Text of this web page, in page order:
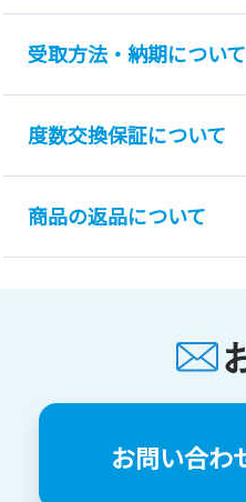
受取方法・納期について
度数交換保証について
商品の返品について
お問い合わ